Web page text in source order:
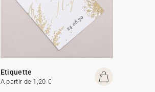
Etiquette
A partir de 1,20 €